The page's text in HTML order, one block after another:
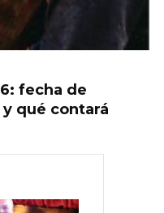
fecha de
qué contará